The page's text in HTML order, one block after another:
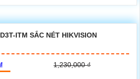
ITM SẮC NÉT HIKVISION
1,230,000 ₫